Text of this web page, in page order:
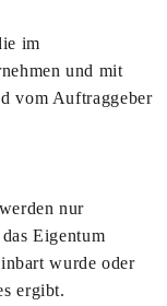
im
und mit
vom Auftraggeber
nur
Eigentum
wurde oder
ergibt.